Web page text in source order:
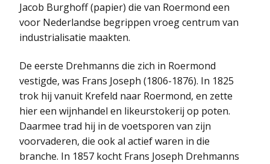
Jacob Burghoff (papier) die van Roermond een
voor Nederlandse begrippen vroeg centrum van
industrialisatie maakten.
De eerste Drehmanns die zich in Roermond
vestigde, was Frans Joseph (1806-1876). In 1825
trok hij vanuit Krefeld naar Roermond, en zette
hier een wijnhandel en likeurstokerij op poten.
Daarmee trad hij in de voetsporen van zijn
voorvaderen, die ook al actief waren in die
branche. In 1857 kocht Frans Joseph Drehmanns